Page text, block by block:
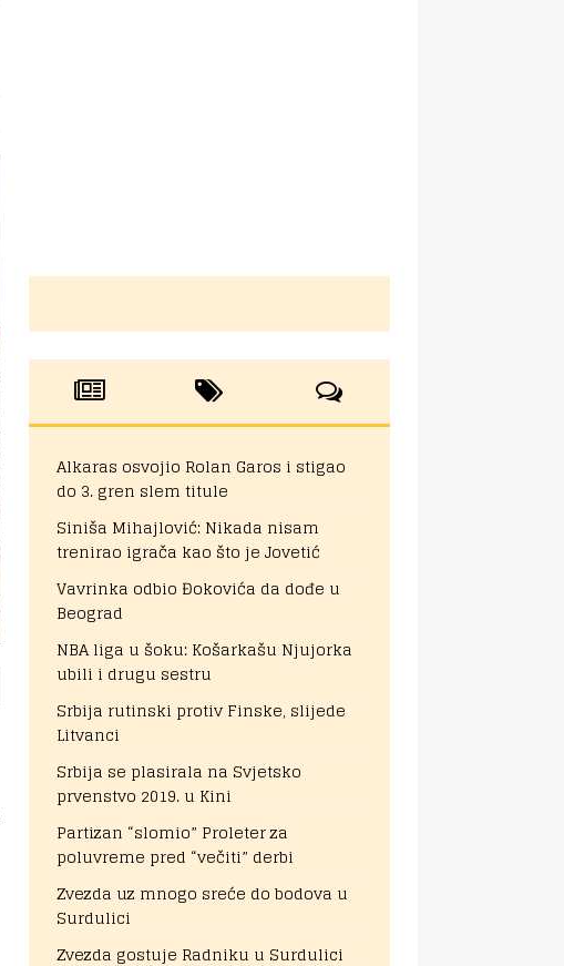
Alkaras osvojio Rolan Garos i stigao
do 3. gren slem titule
Siniša Mihajlović: Nikada nisam
trenirao igrača kao što je Jovetić
Vavrinka odbio Đokovića da dođe u
Beograd
NBA liga u šoku: Košarkašu Njujorka
ubili i drugu sestru
Srbija rutinski protiv Finske, slijede
Litvanci
Srbija se plasirala na Svjetsko
prvenstvo 2019. u Kini
Partizan “slomio” Proleter za
poluvreme pred “večiti” derbi
Zvezda uz mnogo sreće do bodova u
Surdulici
Zvezda gostuje Radniku u Surdulici